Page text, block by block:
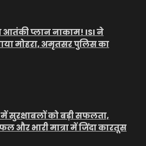
आतंकी प्लान नाकाम! ISI ने
मोहरा, अमृतसर पुलिस का
सुरक्षाबलों को बड़ी सफलता,
और भारी मात्रा में जिंदा कारतूस